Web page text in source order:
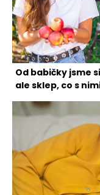
Od babičky jsme
ale sklep, co s